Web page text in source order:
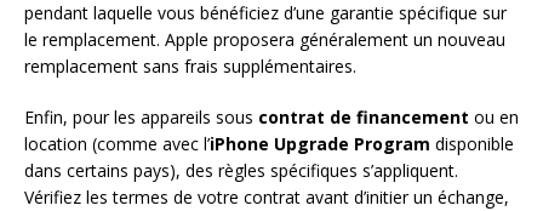
pendant laquelle vous bénéficiez d’une garantie spécifique sur
le remplacement. Apple proposera généralement un nouveau
remplacement sans frais supplémentaires.
Enfin, pour les appareils sous contrat de financement ou en
location (comme avec l’iPhone Upgrade Program disponible
dans certains pays), des règles spécifiques s’appliquent.
Vérifiez les termes de votre contrat avant d’initier un échange,